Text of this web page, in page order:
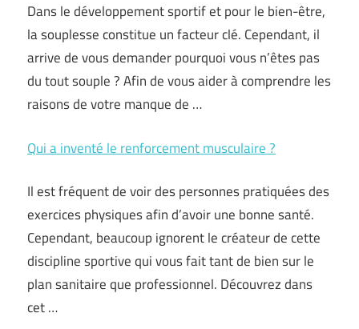
Dans le développement sportif et pour le bien-être,
la souplesse constitue un facteur clé. Cependant, il
arrive de vous demander pourquoi vous n’êtes pas
du tout souple ? Afin de vous aider à comprendre les
raisons de votre manque de …
Qui a inventé le renforcement musculaire ?
Il est fréquent de voir des personnes pratiquées des
exercices physiques afin d’avoir une bonne santé.
Cependant, beaucoup ignorent le créateur de cette
discipline sportive qui vous fait tant de bien sur le
plan sanitaire que professionnel. Découvrez dans
cet …